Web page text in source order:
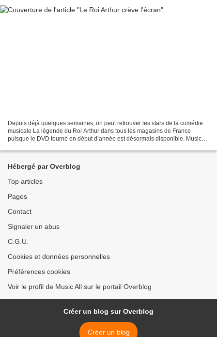
Depuis déjà quelques semaines, on peut retrouver les stars de la comédie
musicale La légende du Roi Arthur dans tous les magasins de France
puisque le DVD tourné en début d’année est désormais disponible. Music
Hébergé par Overblog
Top articles
Pages
Contact
Signaler un abus
C.G.U.
Cookies et données personnelles
Préférences cookies
Voir le profil de Music All sur le portail Overblog
Créer un blog sur Overblog
Créer un blog